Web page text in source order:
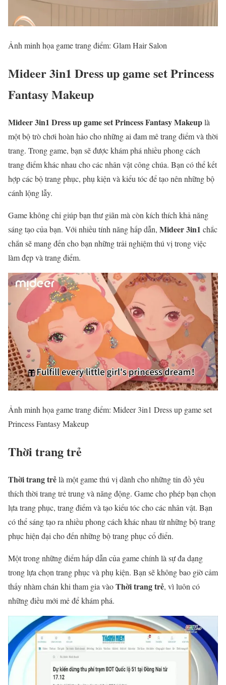
Ảnh minh họa game trang điểm: Glam Hair Salon
Mideer 3in1 Dress up game set Princess
Fantasy Makeup
Mideer 3in1 Dress up game set Princess Fantasy Makeuplà
một bộ trò chơi hoàn hảo cho những ai đam mê trang điểm và thời
trang. Trong game, bạn sẽ được khám phá nhiều phong cách
trang điểm khác nhau cho các nhân vật công chúa. Bạn có thể kết
hợp các bộ trang phục, phụ kiện và kiểu tóc để tạo nên những bộ
cánh lộng lẫy.
Game không chỉ giúp bạn thư giãn mà còn kích thích khả năng
sáng tạo của bạn. Với nhiều tính năng hấp dẫn, Mideer 3in1 chắc
chắn sẽ mang đến cho bạn những trải nghiệm thú vị trong việc
làm đẹp và trang điểm.
Ảnh minh họa game trang điểm: Mideer 3in1 Dress up game set
Princess Fantasy Makeup
Thời trang trẻ
Thời trang trẻlà một game thú vị dành cho những tín đồ yêu
thích thời trang trẻ trung và năng động. Game cho phép bạn chọn
lựa trang phục, trang điểm và tạo kiểu tóc cho các nhân vật. Bạn
có thể sáng tạo ra nhiều phong cách khác nhau từ những bộ trang
phục hiện đại cho đến những bộ trang phục cổ điển.
Một trong những điểm hấp dẫn của game chính là sự đa dạng
trong lựa chọn trang phục và phụ kiện. Bạn sẽ không bao giờ cảm
thấy nhàm chán khi tham gia vàoThời trang trẻ, vì luôn có
những điều mới mẻ để khám phá.